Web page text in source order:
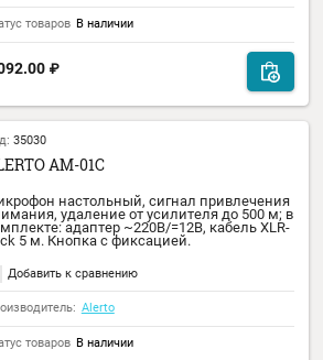
Код:71606
ALERTO HM-15T
Для речевого оповещения открытых
территорий, помещений с высоким
шума или производственных помещений
большой площадью подходят
громкоговорители с высокой
чувствительностью HM-15Т.
Производитель: Alerto
Статус товаров
6 720.00 ₽